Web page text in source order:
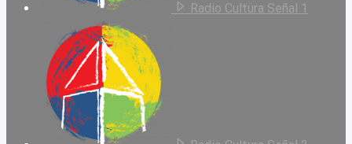
Radio Cultura Señal 1